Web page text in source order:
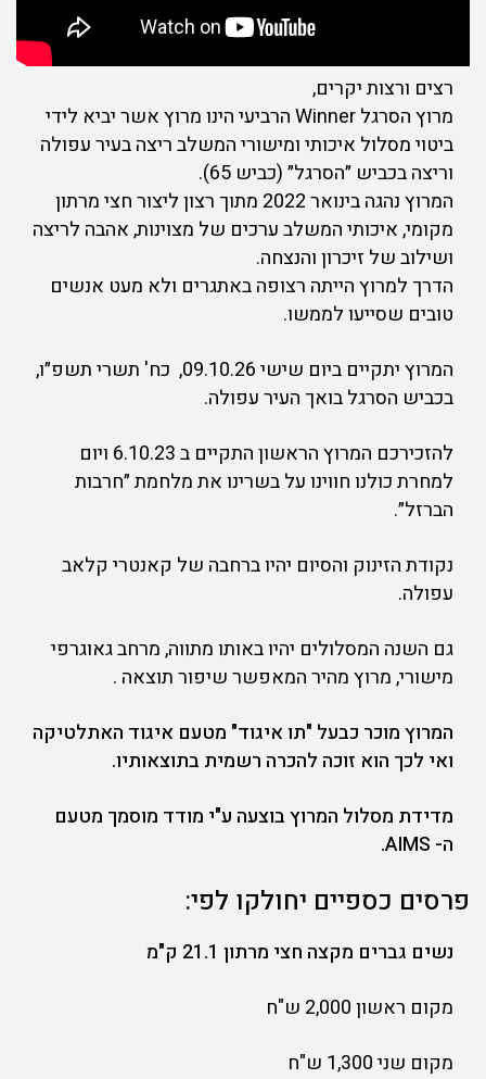
רצים ורצות יקרים,
מרוץ הסרגל Winner הרביעי הינו מרוץ אשר יביא לידי
ביטוי מסלול איכותי ומישורי המשלב ריצה בעיר עפולה
וריצה בכביש ״הסרגל״ (כביש 65).
המרוץ נהגה בינואר 2022 מתוך רצון ליצור חצי מרתון
מקומי, איכותי המשלב ערכים של מצוינות, אהבה לריצה
ושילוב של זיכרון והנצחה.
הדרך למרוץ הייתה רצופה באתגרים ולא מעט אנשים
טובים שסייעו לממשו.
המרוץ יתקיים ביום שישי 09.10.26, כח' תשרי תשפ״ו,
בכביש הסרגל בואך העיר עפולה.
להזכירכם המרוץ הראשון התקיים ב 6.10.23 ויום
למחרת כולנו חווינו על בשרינו את מלחמת ״חרבות
הברזל״.
נקודת הזינוק והסיום יהיו ברחבה של קאנטרי קלאב
עפולה.
גם השנה המסלולים יהיו באותו מתווה, מרחב גאוגרפי
מישורי, מרוץ מהיר המאפשר שיפור תוצאה .
המרוץ מוכר כבעל "תו איגוד" מטעם איגוד האתלטיקה
ואי לכך הוא זוכה להכרה רשמית בתוצאותיו.
מדידת מסלול המרוץ בוצעה ע"י מודד מוסמך מטעם
ה- AIMS.
פרסים כספיים יחולקו לפי:
נשים גברים מקצה חצי מרתון 21.1 ק"מ
מקום ראשון 2,000 ש"ח
מקום שני 1,300 ש"ח